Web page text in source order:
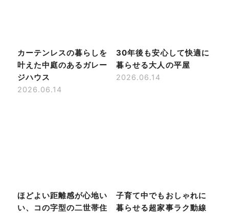
カーテンレスの暮らしを
叶えた中庭のあるガレー
ジハウス
2026.06.14
30年後も安心して快適に
暮らせる大人の平屋
2026.06.14
ほどよい距離感が心地い
い、コの字型の二世帯住
子育て中でもおしゃれに
暮らせる超家事ラク動線